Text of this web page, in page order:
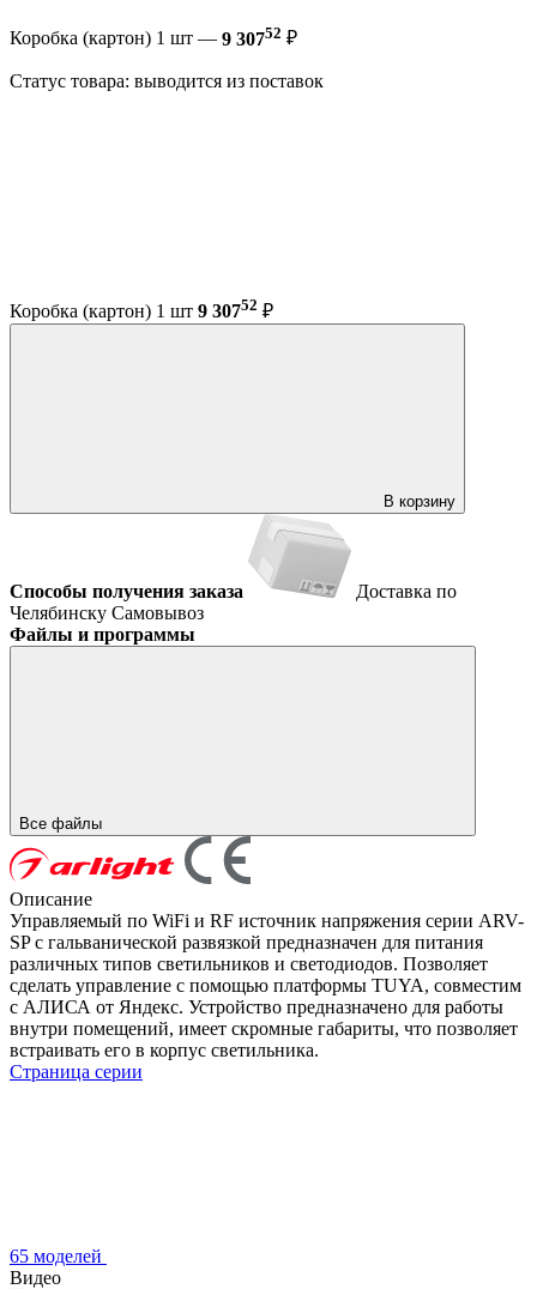
Коробка (картон) 1 шт — 9 30752 ₽
Статус товара: выводится из поставок
Коробка (картон) 1 шт 9 30752 ₽
В корзину
Способы получения заказа
Доставка по
Челябинску Самовывоз
Файлы и программы
Все файлы
Описание
Управляемый по WiFi и RF источник напряжения серии ARV-
SP с гальванической развязкой предназначен для питания
различных типов светильников и светодиодов. Позволяет
сделать управление с помощью платформы TUYA, совместим
с АЛИСА от Яндекс. Устройство предназначено для работы
внутри помещений, имеет скромные габариты, что позволяет
встраивать его в корпус светильника.
Страница серии
65 моделей
Видео